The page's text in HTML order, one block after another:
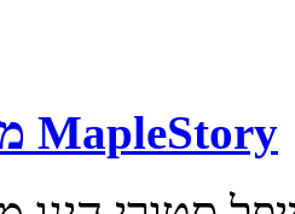
מייפל סטורי MapleStory